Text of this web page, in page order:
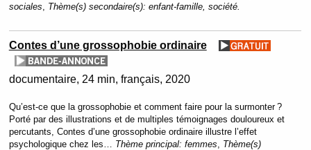
sociales
Thème(s) secondaire(s): enfant-famille, société.
Contes d’une grossophobie ordinaire
documentaire 24 min français 2020
Qu’est-ce que la grossophobie et comment faire pour la surmonter ?
Porté par des illustrations et de multiples témoignages douloureux et
percutants, Contes d’une grossophobie ordinaire illustre l’effet
psychologique chez les… Thème principal: femmes
Thème(s)